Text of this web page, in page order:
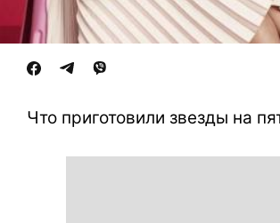
Что приготовили звезды на